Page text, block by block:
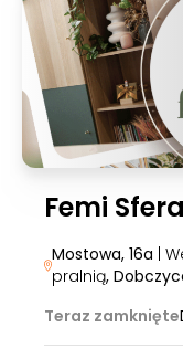
Femi Sfera
Mostowa, 16a |
pralnią,
Teraz zamknięte